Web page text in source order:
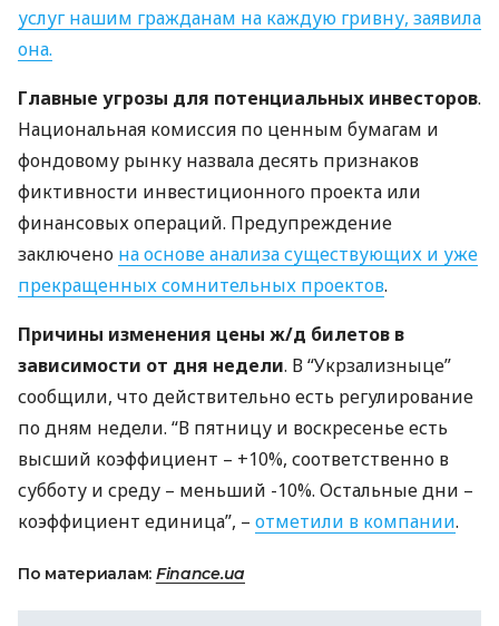
услуг нашим гражданам на каждую гривну, заявила
она.
Главные угрозы для потенциальных инвесторов.
Национальная комиссия по ценным бумагам и
фондовому рынку назвала десять признаков
фиктивности инвестиционного проекта или
финансовых операций. Предупреждение
заключено на основе анализа существующих и уже
прекращенных сомнительных проектов.
Причины изменения цены ж/д билетов в
зависимости от дня недели. В “Укрзализныце”
сообщили, что действительно есть регулирование
по дням недели. “В пятницу и воскресенье есть
высший коэффициент – +10%, соответственно в
субботу и среду – меньший -10%. Остальные дни –
коэффициент единица”, – отметили в компании.
По материалам: Finance.ua